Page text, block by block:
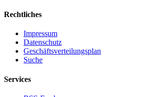
Rechtliches
Impressum
Datenschutz
Geschäftsverteilungsplan
Suche
Services